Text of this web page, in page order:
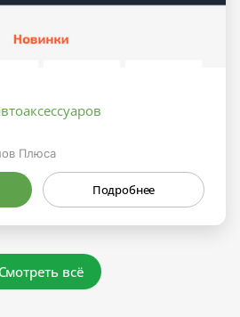
Плюса
Подробнее
Смотреть всё